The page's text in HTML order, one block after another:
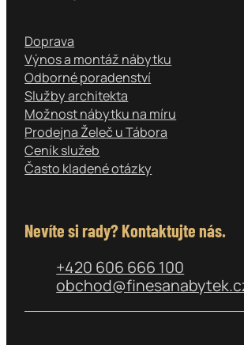
Doprava
Výnos a montáž nábytku
Odborné poradenství
Služby architekta
Možnost nábytku na míru
Prodejna Želeč u Tábora
Ceník služeb
Často kladené otázky
Nevíte si rady? Kontaktujte nás.
+420 606 666 100